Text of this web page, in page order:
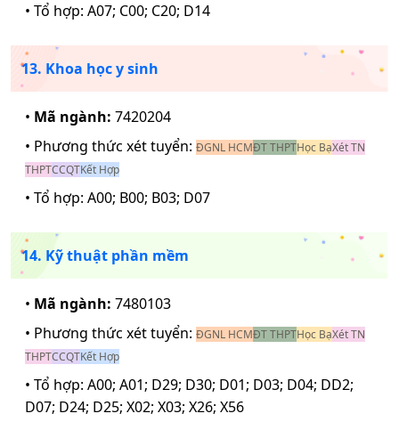
• Tổ hợp: A07; C00; C20; D14
13. Khoa học y sinh
• Mã ngành: 7420204
• Phương thức xét tuyển: ĐGNL HCMĐT THPTHọc BạXét TN
THPTCCQTKết Hợp
• Tổ hợp: A00; B00; B03; D07
14. Kỹ thuật phần mềm
• Mã ngành: 7480103
• Phương thức xét tuyển: ĐGNL HCMĐT THPTHọc BạXét TN
THPTCCQTKết Hợp
• Tổ hợp: A00; A01; D29; D30; D01; D03; D04; DD2;
D07; D24; D25; X02; X03; X26; X56